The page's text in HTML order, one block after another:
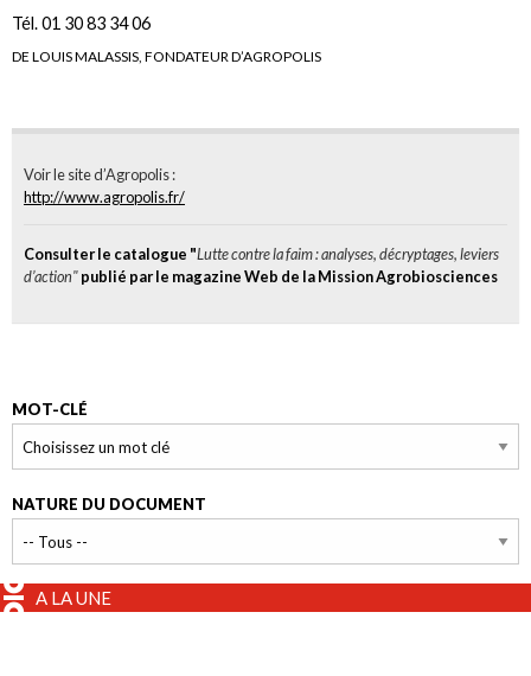
Tél. 01 30 83 34 06
DE LOUIS MALASSIS, FONDATEUR D’AGROPOLIS
Voir le site d’Agropolis :
http://www.agropolis.fr/
Consulter le catalogue "Lutte contre la faim : analyses, décryptages, leviers
d’action"publié par le magazine Web de la Mission Agrobiosciences
MOT-CLÉ
NATURE DU DOCUMENT
A LA UNE